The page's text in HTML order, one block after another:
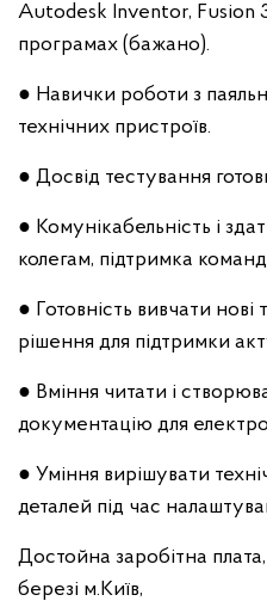
Autodesk Inventor, Fusion
програмах (бажано).
● Навички роботи з
технічних пристроїв.
● Досвід тестування
● Комунікабельність і
колегам, підтримка
● Готовність вивчати нові
рішення для підтримки
● Вміння читати і
документацію для
● Уміння вирішувати
деталей під час
Достойна заробітна
березі м.Київ,